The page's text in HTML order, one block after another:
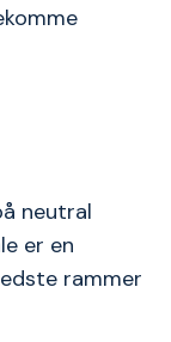
neutral
er en
rammer